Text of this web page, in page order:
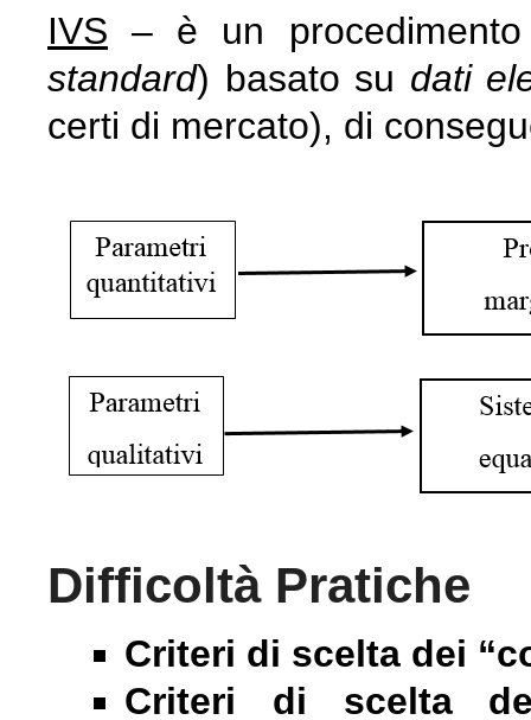
IVS – è un
standard) basato su dati
certi di mercato), di
Difficoltà Pratiche
Criteri di scelta dei
Criteri di scelta